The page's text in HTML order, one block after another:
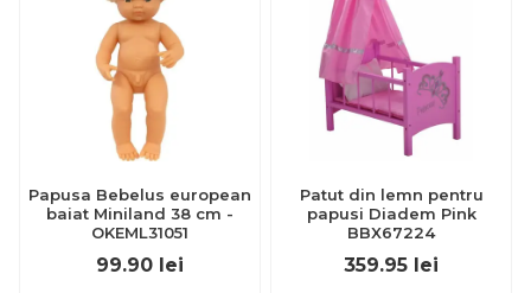
Papusa Bebelus european
baiat Miniland 38 cm -
OKEML31051
99.90 lei
Patut din lemn pentru
papusi Diadem Pink
BBX67224
359.95 lei